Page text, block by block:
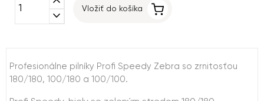
expand_more
Vložiť do košíka
Profesionálne pilníky Profi Speedy Zebra so zrnitosťou
180/180, 100/180 a 100/100.